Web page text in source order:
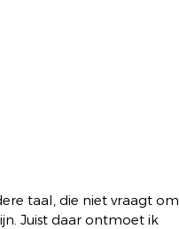
taal, die niet vraagt om
Juist daar ontmoet ik